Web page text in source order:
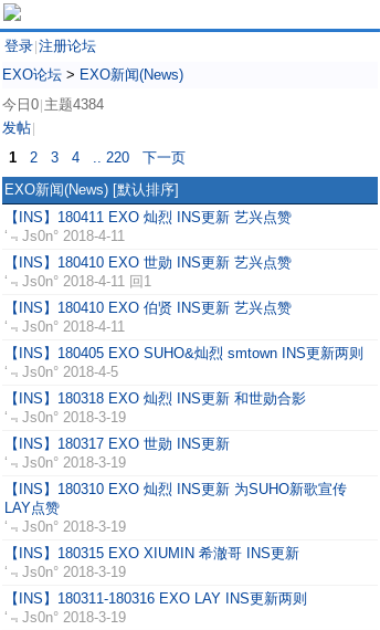
登录 注册论坛
EXO论坛 > EXO新闻(News)
今日0 主题4384
发帖
1 2 3 4 .. 220
下一页
EXO新闻(News) [默认排序]
【INS】180411 EXO 灿烈 INS更新 艺兴点赞
‘﹃Js0n° 2018-4-11
【INS】180410 EXO 世勋 INS更新 艺兴点赞
‘﹃Js0n° 2018-4-11 回1
【INS】180410 EXO 伯贤 INS更新 艺兴点赞
‘﹃Js0n° 2018-4-11
【INS】180405 EXO SUHO&灿烈 smtown INS更新两则
‘﹃Js0n° 2018-4-5
【INS】180318 EXO 灿烈 INS更新 和世勋合影
‘﹃Js0n° 2018-3-19
【INS】180317 EXO 世勋 INS更新
‘﹃Js0n° 2018-3-19
【INS】180310 EXO 灿烈 INS更新 为SUHO新歌宣传
LAY点赞
‘﹃Js0n° 2018-3-19
【INS】180315 EXO XIUMIN 希澈哥 INS更新
‘﹃Js0n° 2018-3-19
【INS】180311-180316 EXO LAY INS更新两则
‘﹃Js0n° 2018-3-19